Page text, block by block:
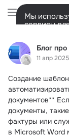
Блог
11 апр 2025
Создание
документов**
документы,
фактуры или
в Microsoft Word
Мы
сервисы
Разрешить
Лента Участники
Дополнительная
колонка
Всё30